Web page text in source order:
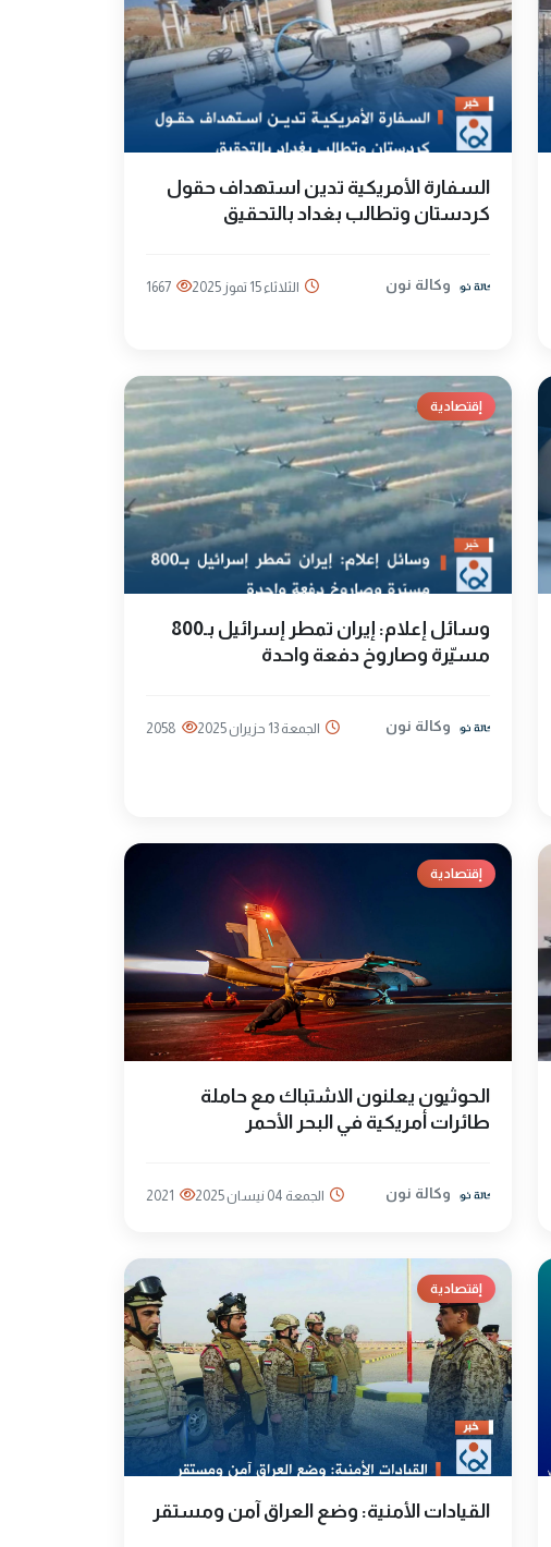
السفارة الأمريكية تدين استهداف حقول
كردستان وتطالب بغداد بالتحقيق
وكالة نون الثلاثاء 15 تموز 2025 1667
إقتصادية
وسائل إعلام: إيران تمطر إسرائيل بـ800
مسيّرة وصاروخ دفعة واحدة
وكالة نون الجمعة 13 حزيران 2025 2058
إقتصادية
الحوثيون يعلنون الاشتباك مع حاملة
طائرات أمريكية في البحر الأحمر
وكالة نون الجمعة 04 نيسان 2025 2021
إقتصادية
القيادات الأمنية: وضع العراق آمن ومستقر